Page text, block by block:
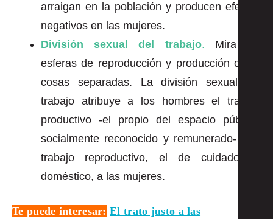
arraigan en la población y producen efectos
negativos en las mujeres.
División sexual del trabajo. Mira las
esferas de reproducción y producción como
cosas separadas. La división sexual del
trabajo atribuye a los hombres el trabajo
productivo -el propio del espacio público,
socialmente reconocido y remunerado- y el
trabajo reproductivo, el de cuidados y
doméstico, a las mujeres.
Te puede interesar: El trato justo a las